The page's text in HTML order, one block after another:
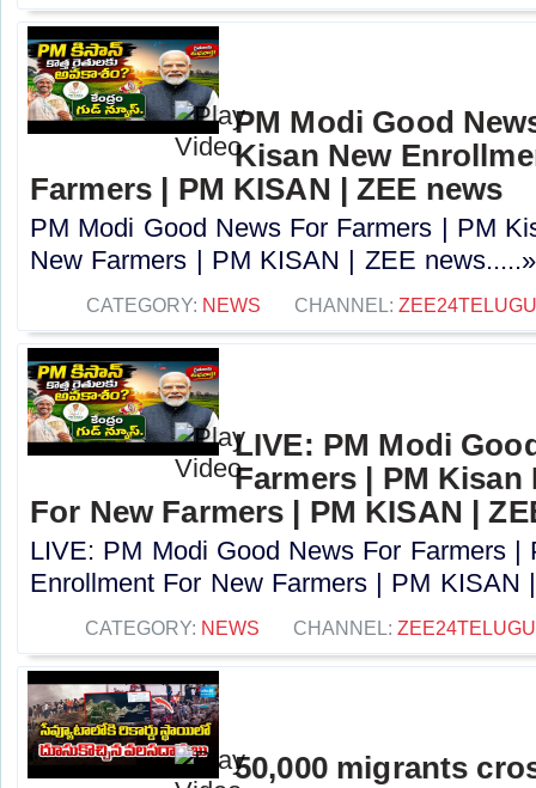
PM Modi Good
Kisan New
Farmers | PM KISAN | ZEE news
PM Modi Good News For Farmers | PM
New Farmers | PM KISAN | ZEE
CATEGORY: NEWS CHANNEL:
LIVE: PM Modi
Farmers | PM
For New Farmers | PM KISAN |
LIVE: PM Modi Good News For Farmers |
Enrollment For New Farmers | PM KISAN
CATEGORY: NEWS CHANNEL:
50,000 migrants